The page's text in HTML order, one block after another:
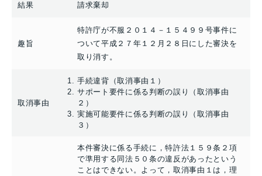
結果 請求棄却
趣旨
特許庁が不服２０１４－１５４９９号事件に
ついて平成２７年１２月２８日にした審決を
取り消す。
取消事由
手続違背（取消事由１）
サポート要件に係る判断の誤り（取消事由
２）
実施可能要件に係る判断の誤り（取消事由
３）
本件審決に係る手続に，特許法１５９条２項
で準用する同法５０条の違反があったという
ことはできない。よって，取消事由１は，理